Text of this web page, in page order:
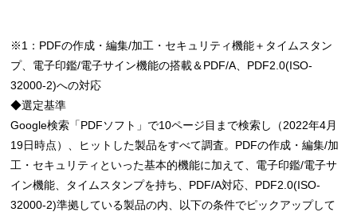
※1：PDFの作成・編集/加工・セキュリティ機能＋タイムスタン
プ、電子印鑑/電子サイン機能の搭載＆PDF/A、PDF2.0(ISO-
32000-2)への対応
◆選定基準
Google検索「PDFソフト」で10ページ目まで検索し（2022年4月
19日時点）、ヒットした製品をすべて調査。PDFの作成・編集/加
工・セキュリティといった基本的機能に加えて、電子印鑑/電子サ
イン機能、タイムスタンプを持ち、PDF/A対応、PDF2.0(ISO-
32000-2)準拠している製品の内、以下の条件でピックアップして